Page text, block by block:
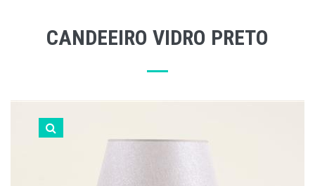
CANDEEIRO VIDRO PRETO